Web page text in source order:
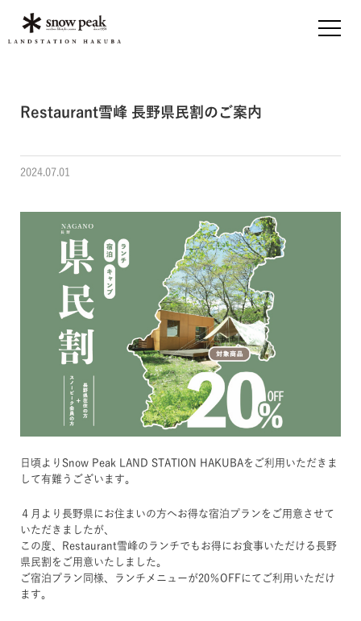
Restaurant雪峰 長野県民割のご案内
2024.07.01
日頃よりSnow Peak LAND STATION HAKUBAをご利用いただきま
して有難うございます。
４月より長野県にお住まいの方へお得な宿泊プランをご用意させて
いただきましたが、
この度、Restaurant雪峰のランチでもお得にお食事いただける長野
県民割をご用意いたしました。
ご宿泊プラン同様、ランチメニューが20％OFFにてご利用いただけ
ます。